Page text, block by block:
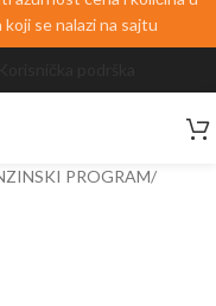
se nalazi na sajtu
PROGRAM